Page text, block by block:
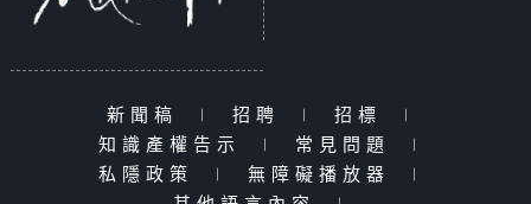
新聞稿 | 招聘 | 招標
|
知識產權告示
| 常見問題
|
私隱政策
| 無障礙播放器
|